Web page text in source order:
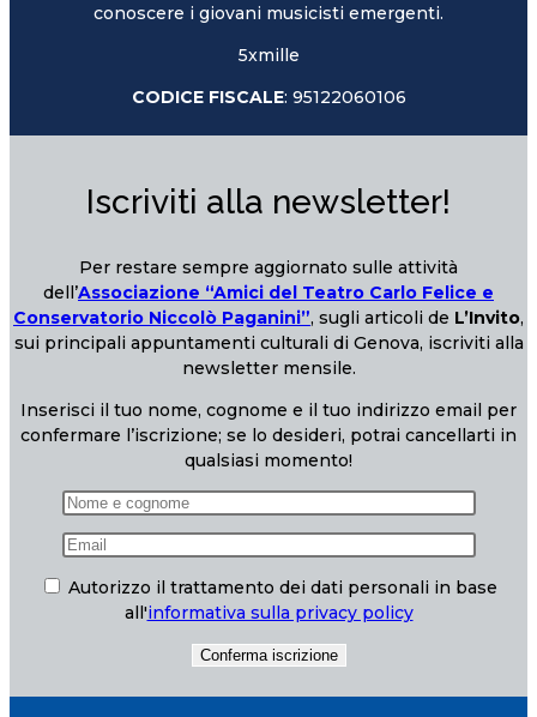
conoscere i giovani musicisti emergenti.
5xmille
CODICE FISCALE: 95122060106
Iscriviti alla newsletter!
Per restare sempre aggiornato sulle attività
dell’Associazione “Amici del Teatro Carlo Felice e
Conservatorio Niccolò Paganini”, sugli articoli de L’Invito,
sui principali appuntamenti culturali di Genova, iscriviti alla
newsletter mensile.
Inserisci il tuo nome, cognome e il tuo indirizzo email per
confermare l’iscrizione; se lo desideri, potrai cancellarti in
qualsiasi momento!
Autorizzo il trattamento dei dati personali in base
all'informativa sulla privacy policy